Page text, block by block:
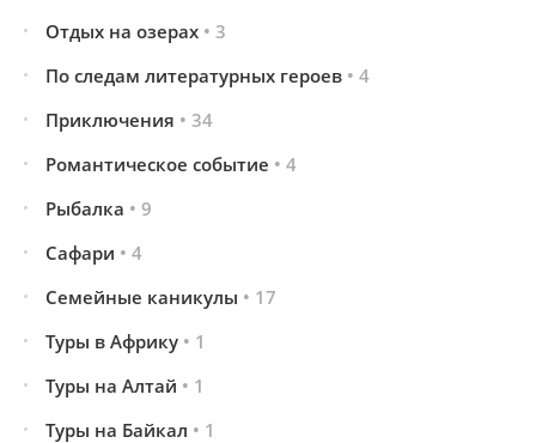
Отдых на озерах • 3
По следам литературных героев • 4
Приключения • 34
Романтическое событие • 4
Рыбалка • 9
Сафари • 4
Семейные каникулы • 17
Туры в Африку • 1
Туры на Алтай • 1
Туры на Байкал • 1